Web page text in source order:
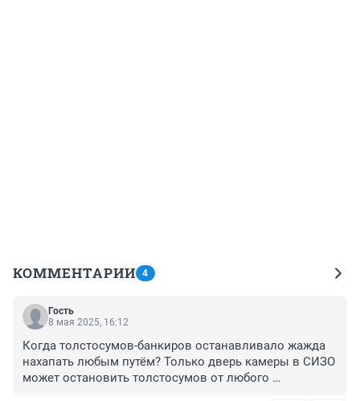
КОММЕНТАРИИ 4
Гость
8 мая 2025, 16:12
Когда толстосумов-банкиров останавливало жажда
нахапать любым путём? Только дверь камеры в СИЗО
может остановить толстосумов от любого